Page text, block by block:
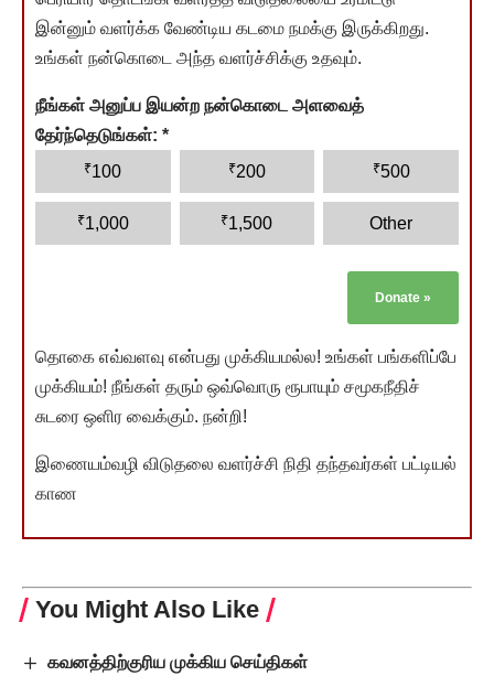
இன்னும் வளர்க்க வேண்டிய கடமை நமக்கு இருக்கிறது.
உங்கள் நன்கொடை அந்த வளர்ச்சிக்கு உதவும்.
நீங்கள் அனுப்ப இயன்ற நன்கொடை அளவைத்
தேர்ந்தெடுங்கள்: *
₹100 ₹200 ₹500
₹1,000 ₹1,500 Other
Donate »
தொகை எவ்வளவு என்பது முக்கியமல்ல! உங்கள் பங்களிப்பே
முக்கியம்! நீங்கள் தரும் ஒவ்வொரு ரூபாயும் சமூகநீதிச்
சுடரை ஒளிர வைக்கும். நன்றி!
இணையம்வழி விடுதலை வளர்ச்சி நிதி தந்தவர்கள் பட்டியல்
காண
You Might Also Like
கவனத்திற்குரிய முக்கிய செய்திகள்